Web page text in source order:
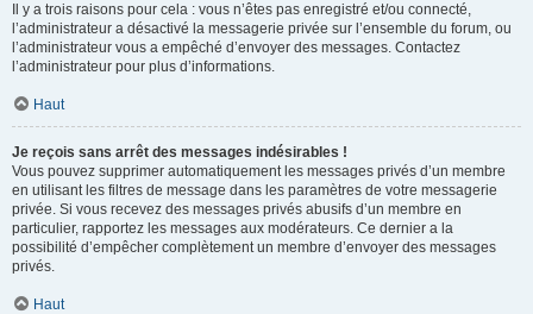
Il y a trois raisons pour cela : vous n’êtes pas enregistré et/ou connecté,
l’administrateur a désactivé la messagerie privée sur l’ensemble du forum, ou
l’administrateur vous a empêché d’envoyer des messages. Contactez
l’administrateur pour plus d’informations.
Haut
Je reçois sans arrêt des messages indésirables !
Vous pouvez supprimer automatiquement les messages privés d’un membre
en utilisant les filtres de message dans les paramètres de votre messagerie
privée. Si vous recevez des messages privés abusifs d’un membre en
particulier, rapportez les messages aux modérateurs. Ce dernier a la
possibilité d’empêcher complètement un membre d’envoyer des messages
privés.
Haut